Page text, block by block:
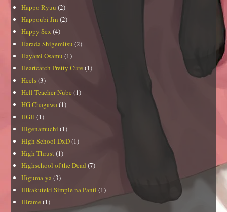
Happo Ryuu (2)
Happoubi Jin (2)
Happy Sex (4)
Harada Shigemitsu (2)
Hayami Osamu (1)
Heartcatch Pretty Cure (1)
Heels(3)
Hell Teacher Nube (1)
HG Chagawa (1)
HGH(1)
Higenamuchi (1)
High School DxD(1)
High Thrust (1)
Highschool of the Dead (7)
Higuma-ya (3)
Hikakuteki Simple na Panti (1)
Hirame (1)